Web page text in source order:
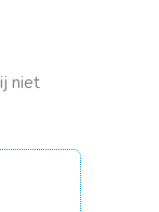
niet